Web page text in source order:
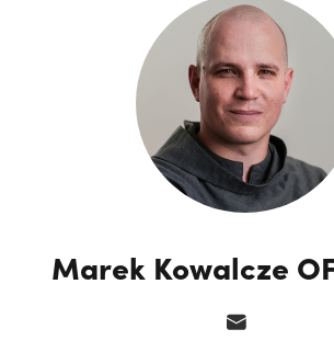
Marek Kowalcze